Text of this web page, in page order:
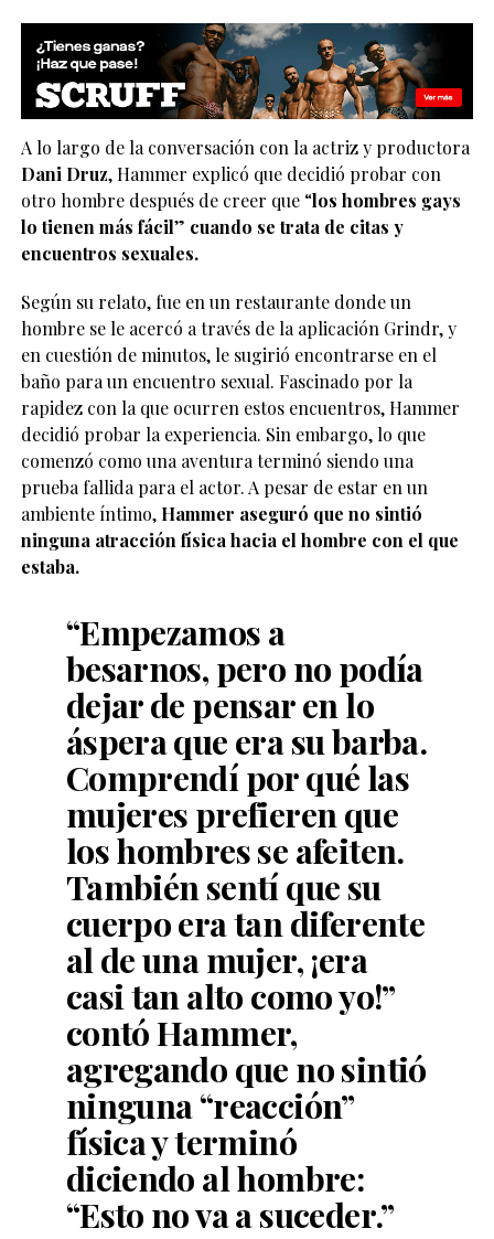
A lo largo de la conversación con la actriz y productora
Dani Druz, Hammer explicó que decidió probar con
otro hombre después de creer que “los hombres gays
lo tienen más fácil” cuando se trata de citas y
encuentros sexuales.
Según su relato, fue en un restaurante donde un
hombre se le acercó a través de la aplicación Grindr, y
en cuestión de minutos, le sugirió encontrarse en el
baño para un encuentro sexual. Fascinado por la
rapidez con la que ocurren estos encuentros, Hammer
decidió probar la experiencia. Sin embargo, lo que
comenzó como una aventura terminó siendo una
prueba fallida para el actor. A pesar de estar en un
ambiente íntimo, Hammer aseguró que no sintió
ninguna atracción física hacia el hombre con el que
estaba.
“Empezamos a
besarnos, pero no podía
dejar de pensar en lo
áspera que era su barba.
Comprendí por qué las
mujeres prefieren que
los hombres se afeiten.
También sentí que su
cuerpo era tan diferente
al de una mujer, ¡era
casi tan alto como yo!”
contó Hammer,
agregando que no sintió
ninguna “reacción”
física y terminó
diciendo al hombre:
“Esto no va a suceder.”